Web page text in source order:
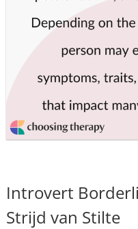
Introvert
Strijd van Stilte